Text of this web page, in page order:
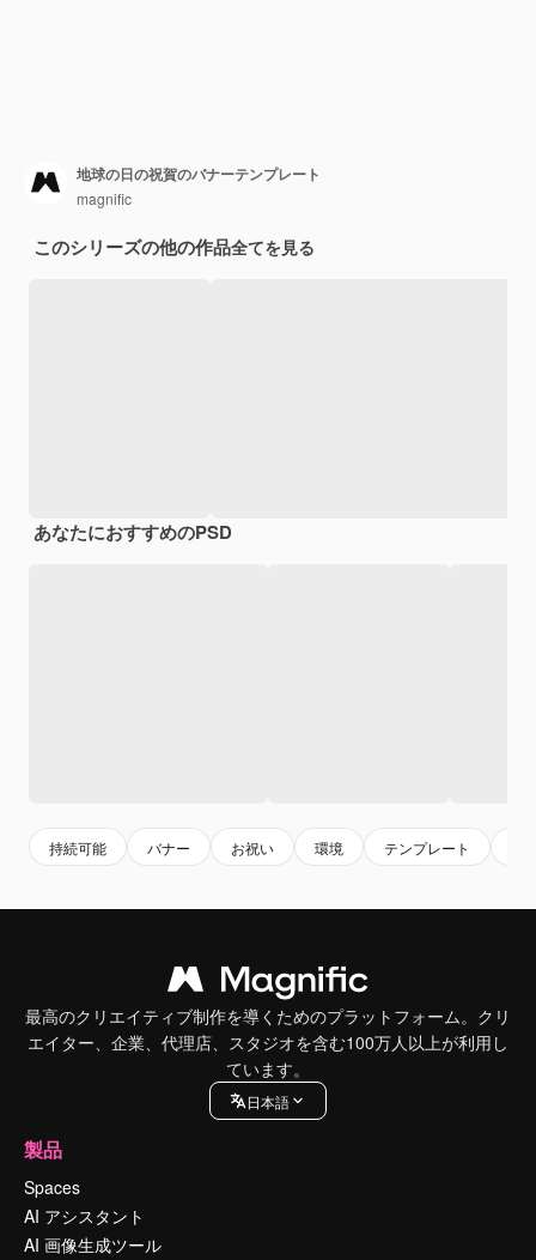
地球の日の祝賀のバナーテンプレート
magnific
このシリーズの他の作品全てを見る
あなたにおすすめのPSD
持続可能 バナー お祝い 環境 テンプレート
最高のクリエイティブ制作を導くためのプラットフォーム。クリ
エイター、企業、代理店、スタジオを含む100万人以上が利用し
ています。
日本語
製品
Spaces
AI アシスタント
AI 画像生成ツール